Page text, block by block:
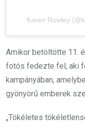
Karen Rowley
Amikor betöltötte 11.
fotós fedezte fel, aki
kampányában,
gyönyörű emberek
„Tökéletes